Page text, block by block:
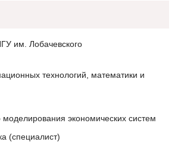
им. Лобачевского
технологий, математики и
моделирования экономических систем
(специалист)